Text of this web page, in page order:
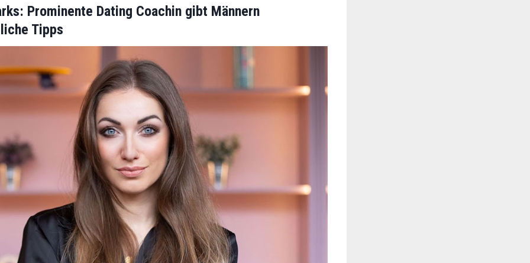
Prominente Dating Coachin gibt Männern
Tipps